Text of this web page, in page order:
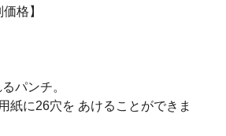
格】
パンチ。
紙に26穴を あけることができま